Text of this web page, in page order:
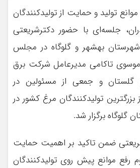
تولید و حمایت از تولیدکنندگان
جلسه‌ای با حضور دکترشریعتی
بهشهر و گلوگاه در مجلس
موسوی تاکامی مدیرعامل شرکت برق
گلستان و جمعی از مسئولین در
بزرگترین تولیدکنندگان مرغ کشور در
برگزار شد.
شریعتی ضمن تاکید بر اهمیت حمایت
رفع موانع پیش روی تولیدکنندگان